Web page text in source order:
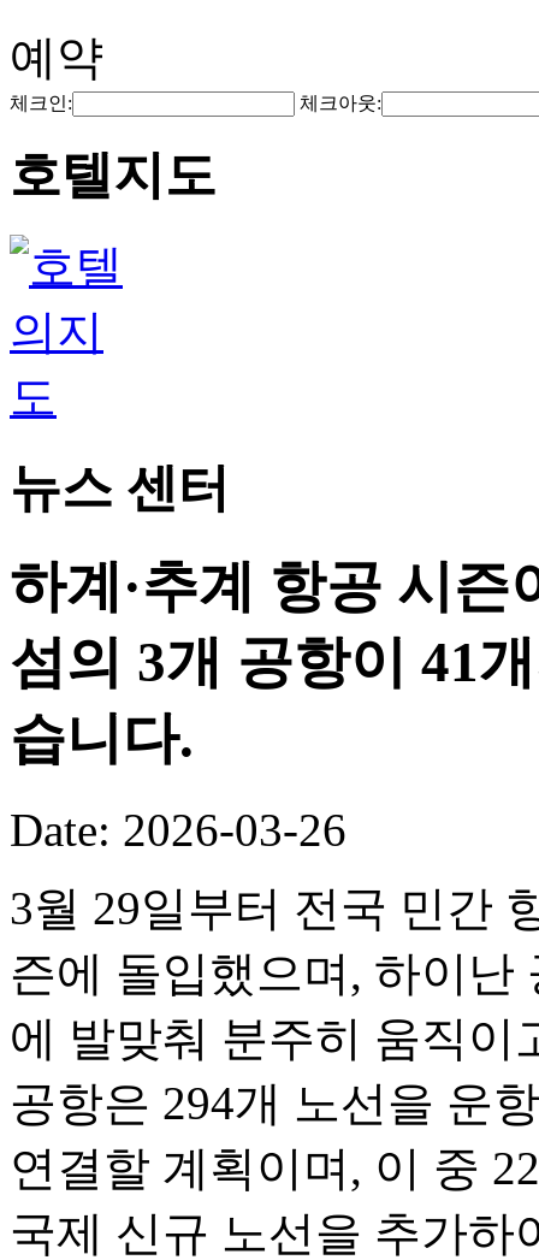
예약
체크인: 체크아웃:
호텔지도
뉴스 센터
하계·추계 항공 시
섬의 3개 공항이 41
습니다.
Date: 2026-03-26
3월 29일부터 전국 민간
즌에 돌입했으며, 하이난
에 발맞춰 분주히 움직이
공항은 294개 노선을 운
연결할 계획이며, 이 중
국제 신규 노선을 추가하